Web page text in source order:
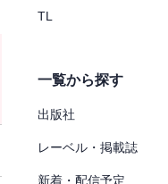
TL
一覧から探す
出版社
レーベル・掲載誌
新着・配信予定